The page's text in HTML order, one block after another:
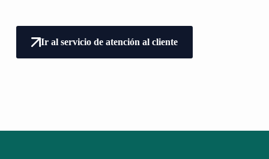
Ir al servicio de atención al cliente